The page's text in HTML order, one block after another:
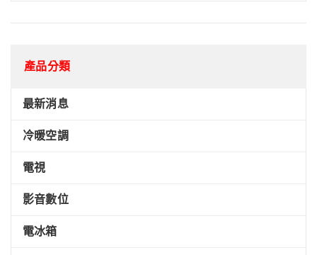
產品分類
最新消息
冷暖空調
電視
影音數位
電冰箱